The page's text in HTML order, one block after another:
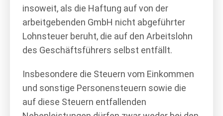
insoweit, als die Haftung auf von der
arbeitgebenden GmbH nicht abgeführter
Lohnsteuer beruht, die auf den Arbeitslohn
des Geschäftsführers selbst entfällt.
Insbesondere die Steuern vom Einkommen
und sonstige Personensteuern sowie die
auf diese Steuern entfallenden